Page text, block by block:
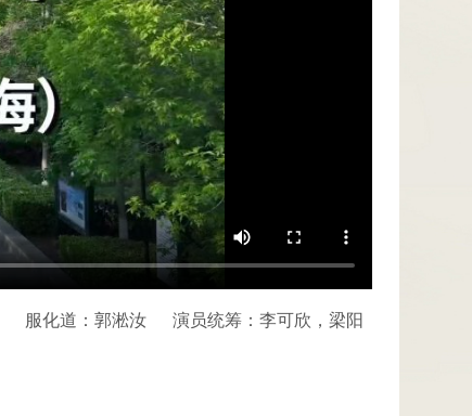
服化道：郭淞汝 演员统筹：李可欣，梁阳